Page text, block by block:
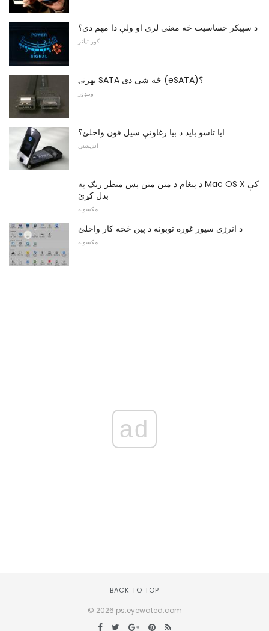
د سپیکر حساسیت څه معنی لري او ولې دا مهم دی؟
کور تیاتر
بهرنۍ SATA څه شی دی (eSATA)؟
وینډوز
ایا تاسو باید د بیا رغاونې سیل فون واخلئ؟
اندیښنې
د پیغام د متن متن پس منظر رنګ په Mac OS X کې
بدل کړئ
مکسونه
د انرژی سیور غوره توبونه د پین څخه کار واخلئ
مکسونه
ad
BACK TO TOP
© 2026 ps.eyewated.com